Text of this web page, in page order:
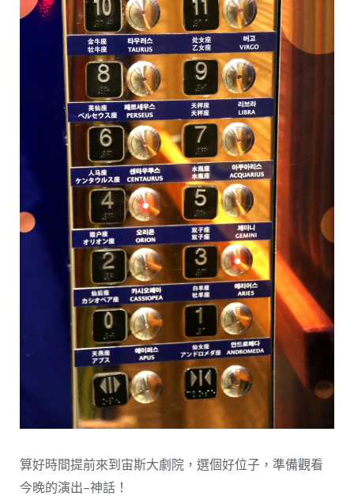
算好時間提前來到宙斯大劇院，選個好位子，準備觀看
今晚的演出–神話！